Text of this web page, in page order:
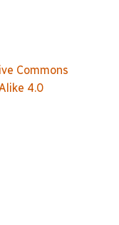
Commons
4.0